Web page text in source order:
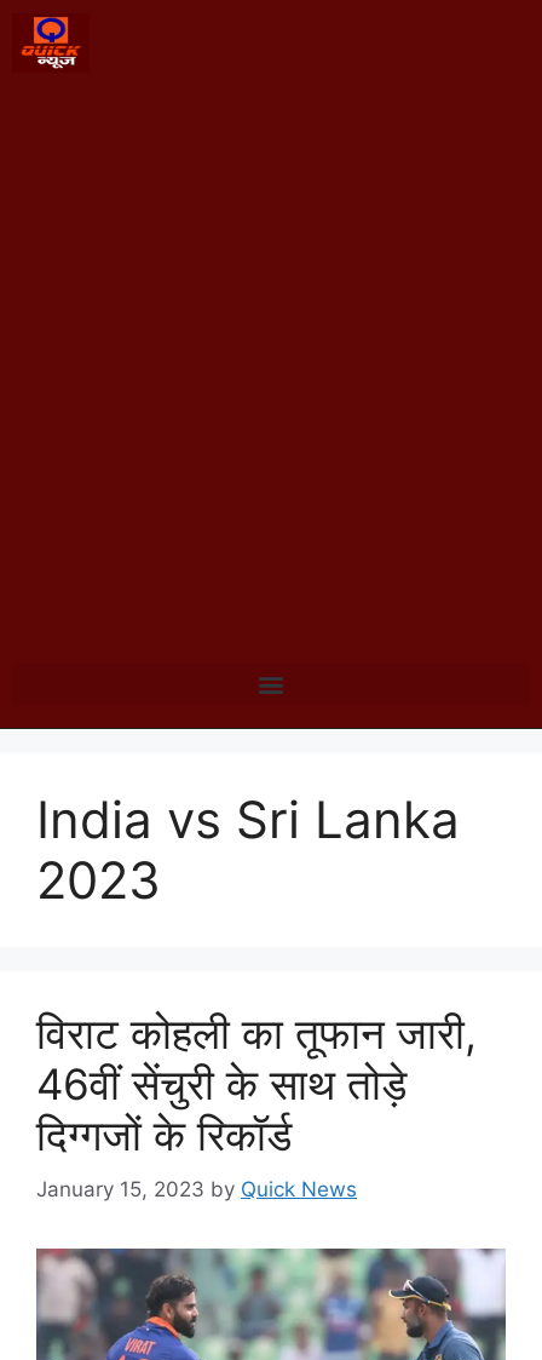
India vs Sri Lanka
2023
विराट कोहली का तूफान जारी,
46वीं सेंचुरी के साथ तोड़े
दिग्गजों के रिकॉर्ड
January 15, 2023 by Quick News